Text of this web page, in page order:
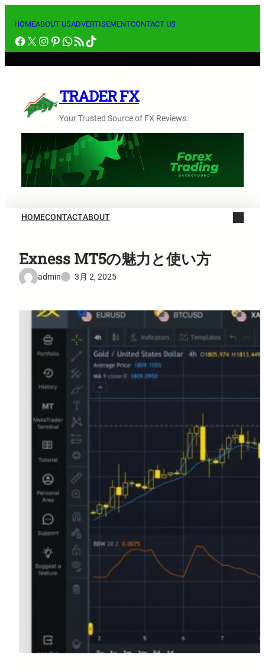
ス
キ
HOMEABOUT USADVERTISEMENTCONTACT US
Facebook
X Instagram
Pinterest
WhatsApp
RSS フィードTikTok
TRADER FX
Your Trusted Source of FX Reviews.
HOMECONTACTABOUT
Exness MT5の魅力と使い方
admin 3月 2, 2025